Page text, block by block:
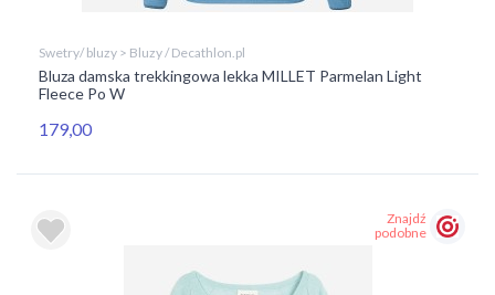
Swetry/ bluzy > Bluzy / Decathlon.pl
Bluza damska trekkingowa lekka MILLET Parmelan Light
Fleece Po W
179,00
Znajdź
podobne